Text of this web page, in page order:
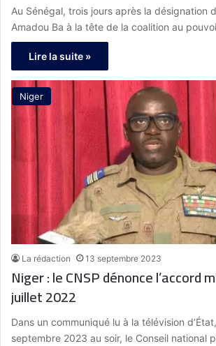
Au Sénégal, trois jours après la désignation
Amadou Ba à la tête de la coalition au
Lire la suite »
Niger
La rédaction 13 septembre 2023
Niger : le CNSP dénonce l’accord
juillet 2022
Dans un communiqué lu à la télévision
septembre 2023 au soir, le Conseil national